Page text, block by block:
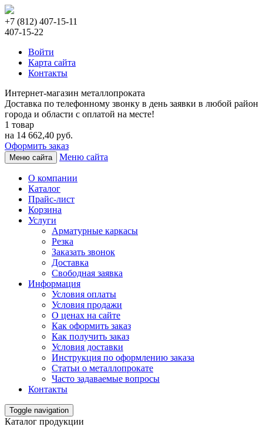
+7 (812) 407-15-11
407-15-22
Войти
Карта сайта
Контакты
Интернет-магазин металлопроката
Доставка по телефонному звонку в день заявки в любой район
города и области с оплатой на месте!
1 товар
на 14 662,40 руб.
Оформить заказ
Меню сайта Меню сайта
О компании
Каталог
Прайс-лист
Корзина
Услуги
Арматурные каркасы
Резка
Заказать звонок
Доставка
Свободная заявка
Информация
Условия оплаты
Условия продажи
О ценах на сайте
Как оформить заказ
Как получить заказ
Условия доставки
Инструкция по оформлению заказа
Статьи о металлопрокате
Часто задаваемые вопросы
Контакты
Toggle navigation
Каталог продукции